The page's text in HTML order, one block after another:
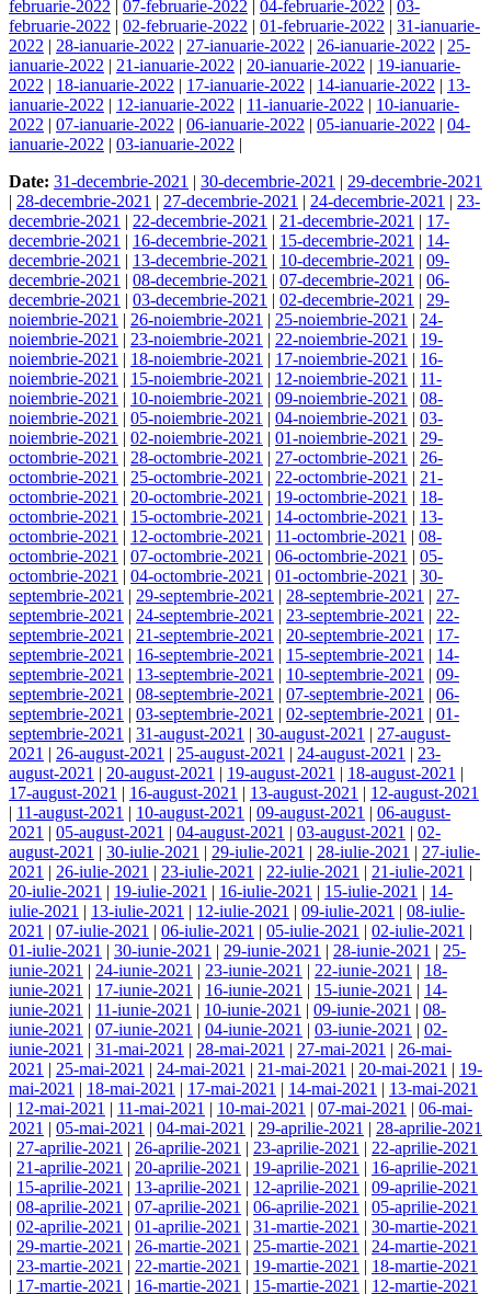
februarie-2022 | 07-februarie-2022 | 04-februarie-2022 | 03-
februarie-2022 | 02-februarie-2022 | 01-februarie-2022 | 31-ianuarie-
2022 | 28-ianuarie-2022 | 27-ianuarie-2022 | 26-ianuarie-2022 | 25-
ianuarie-2022 | 21-ianuarie-2022 | 20-ianuarie-2022 | 19-ianuarie-
2022 | 18-ianuarie-2022 | 17-ianuarie-2022 | 14-ianuarie-2022 | 13-
ianuarie-2022 | 12-ianuarie-2022 | 11-ianuarie-2022 | 10-ianuarie-
2022 | 07-ianuarie-2022 | 06-ianuarie-2022 | 05-ianuarie-2022 | 04-
ianuarie-2022 | 03-ianuarie-2022 |
Date: 31-decembrie-2021 | 30-decembrie-2021 | 29-decembrie-2021
| 28-decembrie-2021 | 27-decembrie-2021 | 24-decembrie-2021 | 23-
decembrie-2021 | 22-decembrie-2021 | 21-decembrie-2021 | 17-
decembrie-2021 | 16-decembrie-2021 | 15-decembrie-2021 | 14-
decembrie-2021 | 13-decembrie-2021 | 10-decembrie-2021 | 09-
decembrie-2021 | 08-decembrie-2021 | 07-decembrie-2021 | 06-
decembrie-2021 | 03-decembrie-2021 | 02-decembrie-2021 | 29-
noiembrie-2021 | 26-noiembrie-2021 | 25-noiembrie-2021 | 24-
noiembrie-2021 | 23-noiembrie-2021 | 22-noiembrie-2021 | 19-
noiembrie-2021 | 18-noiembrie-2021 | 17-noiembrie-2021 | 16-
noiembrie-2021 | 15-noiembrie-2021 | 12-noiembrie-2021 | 11-
noiembrie-2021 | 10-noiembrie-2021 | 09-noiembrie-2021 | 08-
noiembrie-2021 | 05-noiembrie-2021 | 04-noiembrie-2021 | 03-
noiembrie-2021 | 02-noiembrie-2021 | 01-noiembrie-2021 | 29-
octombrie-2021 | 28-octombrie-2021 | 27-octombrie-2021 | 26-
octombrie-2021 | 25-octombrie-2021 | 22-octombrie-2021 | 21-
octombrie-2021 | 20-octombrie-2021 | 19-octombrie-2021 | 18-
octombrie-2021 | 15-octombrie-2021 | 14-octombrie-2021 | 13-
octombrie-2021 | 12-octombrie-2021 | 11-octombrie-2021 | 08-
octombrie-2021 | 07-octombrie-2021 | 06-octombrie-2021 | 05-
octombrie-2021 | 04-octombrie-2021 | 01-octombrie-2021 | 30-
septembrie-2021 | 29-septembrie-2021 | 28-septembrie-2021 | 27-
septembrie-2021 | 24-septembrie-2021 | 23-septembrie-2021 | 22-
septembrie-2021 | 21-septembrie-2021 | 20-septembrie-2021 | 17-
septembrie-2021 | 16-septembrie-2021 | 15-septembrie-2021 | 14-
septembrie-2021 | 13-septembrie-2021 | 10-septembrie-2021 | 09-
septembrie-2021 | 08-septembrie-2021 | 07-septembrie-2021 | 06-
septembrie-2021 | 03-septembrie-2021 | 02-septembrie-2021 | 01-
septembrie-2021 | 31-august-2021 | 30-august-2021 | 27-august-
2021 | 26-august-2021 | 25-august-2021 | 24-august-2021 | 23-
august-2021 | 20-august-2021 | 19-august-2021 | 18-august-2021 |
17-august-2021 | 16-august-2021 | 13-august-2021 | 12-august-2021
| 11-august-2021 | 10-august-2021 | 09-august-2021 | 06-august-
2021 | 05-august-2021 | 04-august-2021 | 03-august-2021 | 02-
august-2021 | 30-iulie-2021 | 29-iulie-2021 | 28-iulie-2021 | 27-iulie-
2021 | 26-iulie-2021 | 23-iulie-2021 | 22-iulie-2021 | 21-iulie-2021 |
20-iulie-2021 | 19-iulie-2021 | 16-iulie-2021 | 15-iulie-2021 | 14-
iulie-2021 | 13-iulie-2021 | 12-iulie-2021 | 09-iulie-2021 | 08-iulie-
2021 | 07-iulie-2021 | 06-iulie-2021 | 05-iulie-2021 | 02-iulie-2021 |
01-iulie-2021 | 30-iunie-2021 | 29-iunie-2021 | 28-iunie-2021 | 25-
iunie-2021 | 24-iunie-2021 | 23-iunie-2021 | 22-iunie-2021 | 18-
iunie-2021 | 17-iunie-2021 | 16-iunie-2021 | 15-iunie-2021 | 14-
iunie-2021 | 11-iunie-2021 | 10-iunie-2021 | 09-iunie-2021 | 08-
iunie-2021 | 07-iunie-2021 | 04-iunie-2021 | 03-iunie-2021 | 02-
iunie-2021 | 31-mai-2021 | 28-mai-2021 | 27-mai-2021 | 26-mai-
2021 | 25-mai-2021 | 24-mai-2021 | 21-mai-2021 | 20-mai-2021 | 19-
mai-2021 | 18-mai-2021 | 17-mai-2021 | 14-mai-2021 | 13-mai-2021
| 12-mai-2021 | 11-mai-2021 | 10-mai-2021 | 07-mai-2021 | 06-mai-
2021 | 05-mai-2021 | 04-mai-2021 | 29-aprilie-2021 | 28-aprilie-2021
| 27-aprilie-2021 | 26-aprilie-2021 | 23-aprilie-2021 | 22-aprilie-2021
| 21-aprilie-2021 | 20-aprilie-2021 | 19-aprilie-2021 | 16-aprilie-2021
| 15-aprilie-2021 | 13-aprilie-2021 | 12-aprilie-2021 | 09-aprilie-2021
| 08-aprilie-2021 | 07-aprilie-2021 | 06-aprilie-2021 | 05-aprilie-2021
| 02-aprilie-2021 | 01-aprilie-2021 | 31-martie-2021 | 30-martie-2021
| 29-martie-2021 | 26-martie-2021 | 25-martie-2021 | 24-martie-2021
| 23-martie-2021 | 22-martie-2021 | 19-martie-2021 | 18-martie-2021
| 17-martie-2021 | 16-martie-2021 | 15-martie-2021 | 12-martie-2021